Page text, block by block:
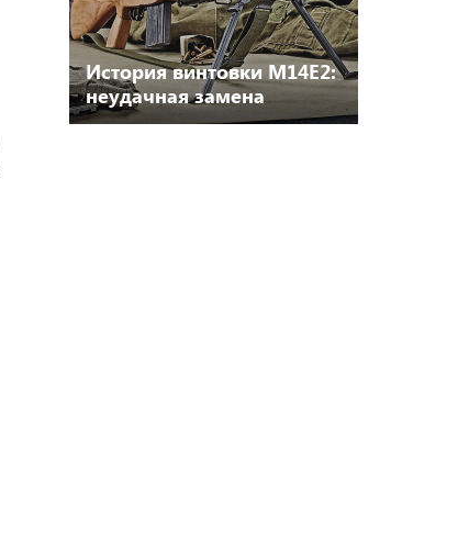
История винтовки M14E2:
неудачная замена